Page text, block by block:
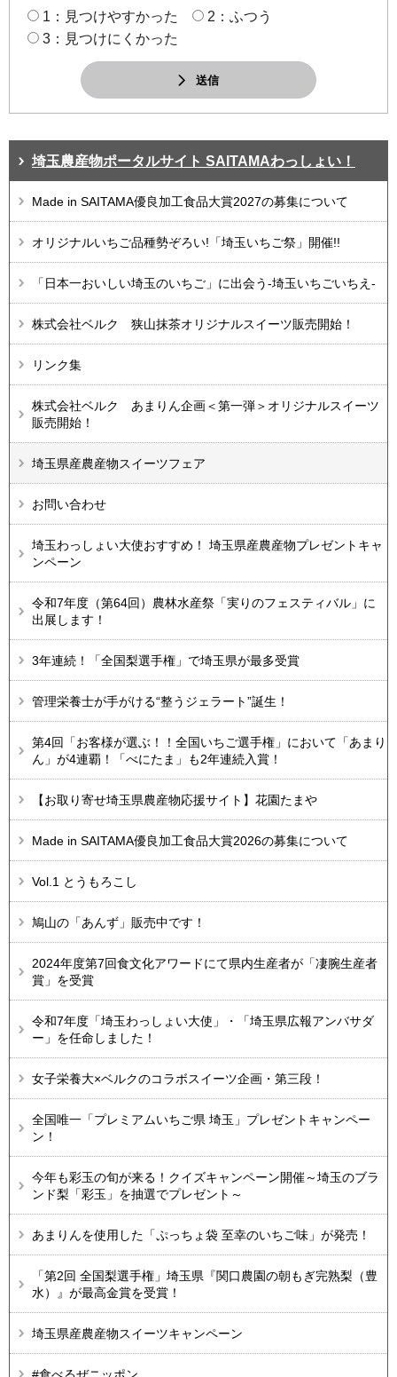
1：見つけやすかった
2：ふつう
3：見つけにくかった
送信
埼玉農産物ポータルサイト SAITAMAわっしょい！
Made in SAITAMA優良加工食品大賞2027の募集について
オリジナルいちご品種勢ぞろい!「埼玉いちご祭」開催!!
「日本一おいしい埼玉のいちご」に出会う-埼玉いちごいちえ-
株式会社ベルク 狭山抹茶オリジナルスイーツ販売開始！
リンク集
株式会社ベルク あまりん企画＜第一弾＞オリジナルスイーツ
販売開始！
埼玉県産農産物スイーツフェア
お問い合わせ
埼玉わっしょい大使おすすめ！ 埼玉県産農産物プレゼントキャ
ンペーン
令和7年度（第64回）農林水産祭「実りのフェスティバル」に
出展します！
3年連続！「全国梨選手権」で埼玉県が最多受賞
管理栄養士が手がける“整うジェラート”誕生！
第4回「お客様が選ぶ！！全国いちご選手権」において「あまり
ん」が4連覇！「べにたま」も2年連続入賞！
【お取り寄せ埼玉県農産物応援サイト】花園たまや
Made in SAITAMA優良加工食品大賞2026の募集について
Vol.1 とうもろこし
鳩山の「あんず」販売中です！
2024年度第7回食文化アワードにて県内生産者が「凄腕生産者
賞」を受賞
令和7年度「埼玉わっしょい大使」・「埼玉県広報アンバサダ
ー」を任命しました！
女子栄養大×ベルクのコラボスイーツ企画・第三段！
全国唯一「プレミアムいちご県 埼玉」プレゼントキャンペー
ン！
今年も彩玉の旬が来る！クイズキャンペーン開催～埼玉のブラ
ンド梨「彩玉」を抽選でプレゼント～
あまりんを使用した「ぷっちょ袋 至幸のいちご味」が発売！
「第2回 全国梨選手権」埼玉県『関口農園の朝もぎ完熟梨（豊
水）』が最高金賞を受賞！
埼玉県産農産物スイーツキャンペーン